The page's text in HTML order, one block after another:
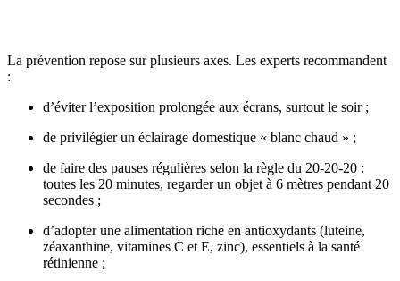
La prévention repose sur plusieurs axes. Les experts recommandent
:
d’éviter l’exposition prolongée aux écrans, surtout le soir ;
de privilégier un éclairage domestique « blanc chaud » ;
de faire des pauses régulières selon la règle du 20-20-20 :
toutes les 20 minutes, regarder un objet à 6 mètres pendant 20
secondes ;
d’adopter une alimentation riche en antioxydants (luteine,
zéaxanthine, vitamines C et E, zinc), essentiels à la santé
rétinienne ;